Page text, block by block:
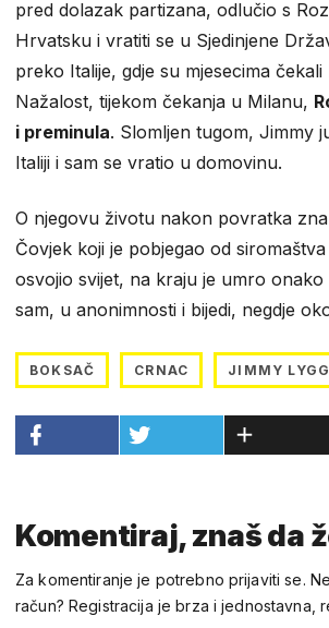
pred dolazak partizana, odlučio s
Hrvatsku i vratiti se u Sjedinjene
preko Italije, gdje su mjesecima
Nažalost, tijekom čekanja u Milanu,
i preminula. Slomljen tugom, Jimmy
Italiji i sam se vratio u domovinu.
O njegovu životu nakon povratka
Čovjek koji je pobjegao od
osvojio svijet, na kraju je umro
sam, u anonimnosti i bijedi, negdje
BOKSAČ CRNAC JIMMY
Komentiraj, znaš da
Za komentiranje je potrebno prijaviti se.
račun? Registracija je brza i jednostavna,